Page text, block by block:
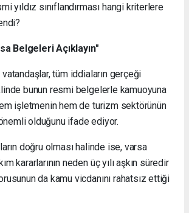
yıldız sınıflandırması hangi kriterlere
Belgeleri Açıklayın"
tüm iddiaların gerçeği
bunun resmi belgelerle kamuoyuna
işletmenin hem de turizm sektörünün
önemli olduğunu ifade ediyor.
doğru olması halinde ise, varsa
kararlarının neden üç yılı aşkın süredir
da kamu vicdanını rahatsız ettiği